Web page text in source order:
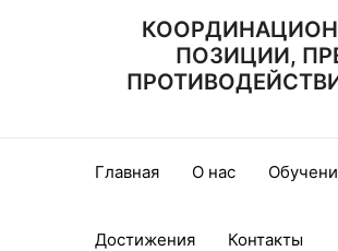
ПОЗИЦИИ,
Главная О нас
Достижения Контакты